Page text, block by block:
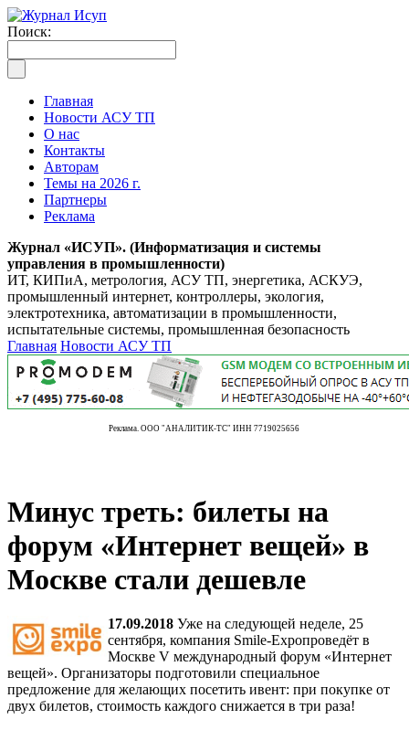
Поиск:
Главная
Новости АСУ ТП
О нас
Контакты
Авторам
Темы на 2026 г.
Партнеры
Реклама
Журнал «ИСУП». (Информатизация и системы
управления в промышленности)
ИТ, КИПиА, метрология, АСУ ТП, энергетика, АСКУЭ,
промышленный интернет, контроллеры, экология,
электротехника, автоматизации в промышленности,
испытательные системы, промышленная безопасность
Главная Новости АСУ ТП
Реклама. ООО "АНАЛИТИК-ТС" ИНН 7719025656
Минус треть: билеты на
форум «Интернет вещей» в
Москве стали дешевле
17.09.2018 Уже на следующей неделе, 25
сентября, компания Smile-Expoпроведёт в
Москве V международный форум «Интернет
вещей». Организаторы подготовили специальное
предложение для желающих посетить ивент: при покупке от
двух билетов, стоимость каждого снижается в три раза!